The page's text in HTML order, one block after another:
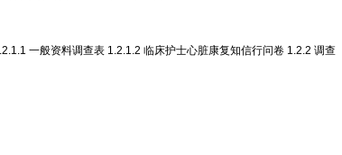
一般资料调查表 1.2.1.2 临床护士心脏康复知信行问卷 1.2.2 调查